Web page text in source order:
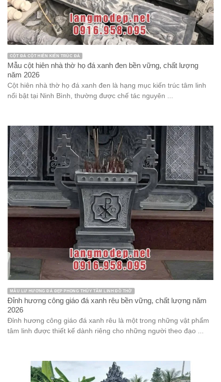
CỘT ĐÁ CỘT HIÊN KIẾN TRÚC ĐÁ
Mẫu cột hiên nhà thờ họ đá xanh đen bền vững, chất lượng
năm 2026
Cột hiên nhà thờ họ đá xanh đen là hạng mục kiến trúc tâm linh
nổi bật tại Ninh Bình, thường được chế tác nguyên ...
MẪU LƯ HƯƠNG ĐÁ ĐẸP PHONG THỦY TÂM LINH ĐỒ THỜ
Đỉnh hương công giáo đá xanh rêu bền vững, chất lượng năm
2026
Đỉnh hương công giáo đá xanh rêu là một trong những vật phẩm
tâm linh được thiết kế dành riêng cho những người theo đạo ...